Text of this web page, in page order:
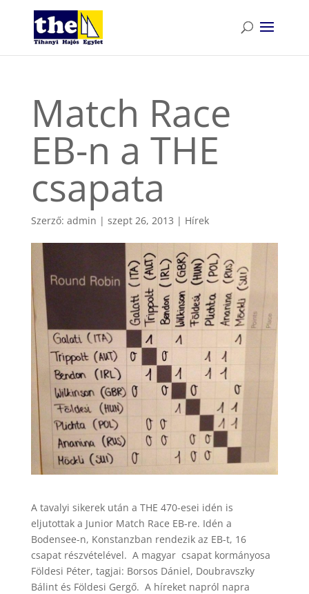
Match Race
EB-n a THE
csapata
Szerző: admin | szept 26, 2013 | Hírek
A tavalyi sikerek után a THE 470-esei idén is
eljutottak a Junior Match Race EB-re. Idén a
Bodensee-n, Konstanzban rendezik az EB-t, 16
csapat részvételével. A magyar csapat kormányosa
Földesi Péter, tagjai: Borsos Dániel, Doubravszky
Bálint és Földesi Gergő. A híreket napról napra